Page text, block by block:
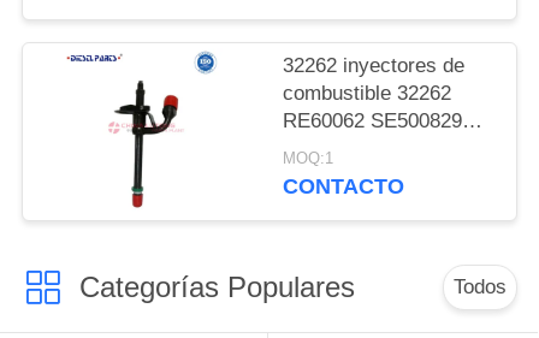
32262 inyectores de
combustible 32262
RE60062 SE500829
inyector de lápiz diesel
boquilla ajustada para
MOQ:1
CONTACTO
Categorías Populares Todos